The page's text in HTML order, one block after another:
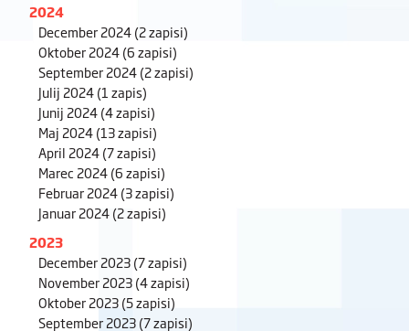
2024
December 2024(2 zapisi)
Oktober 2024(6 zapisi)
September 2024(2 zapisi)
Julij 2024(1 zapis)
Junij 2024(4 zapisi)
Maj 2024(13 zapisi)
April 2024(7 zapisi)
Marec 2024(6 zapisi)
Februar 2024(3 zapisi)
Januar 2024(2 zapisi)
2023
December 2023(7 zapisi)
November 2023(4 zapisi)
Oktober 2023(5 zapisi)
September 2023(7 zapisi)